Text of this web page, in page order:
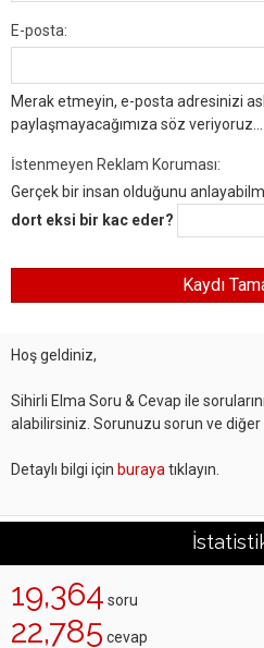
E-posta:
Merak etmeyin, e-posta adresinizi
paylaşmayacağımıza söz veriyoruz...
İstenmeyen Reklam Koruması:
Gerçek bir insan olduğunu
dort eksi bir kac eder?
Hoş geldiniz,
Sihirli Elma Soru & Cevap ile
alabilirsiniz. Sorunuzu sorun ve diğer
Detaylı bilgi için buraya tıklayın.
19,364 soru
22,785 cevap